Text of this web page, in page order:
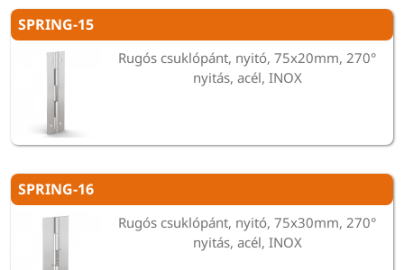
SPRING-15
Rugós csuklópánt, nyitó, 75x20mm, 270°
nyitás, acél, INOX
SPRING-16
Rugós csuklópánt, nyitó, 75x30mm, 270°
nyitás, acél, INOX